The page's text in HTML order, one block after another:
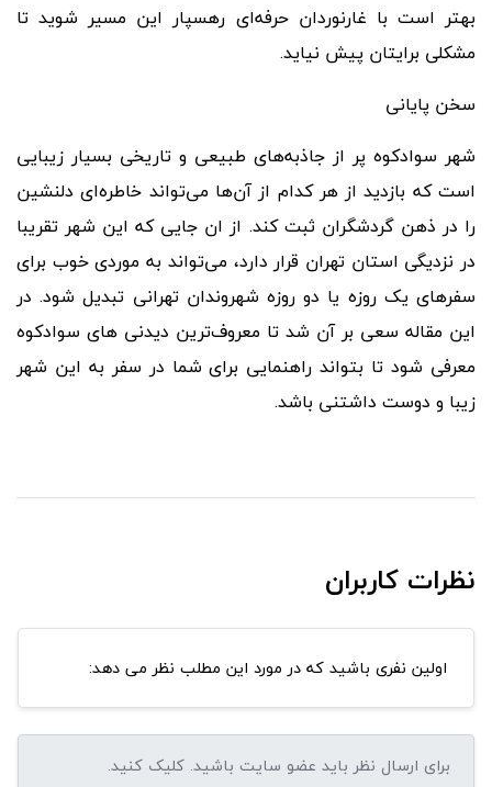
بهتر است با غارنوردان حرفهای رهسپار این مسیر شوید تا
مشکلی برایتان پیش نیاید.
سخن پایانی
شهر سوادکوه پر از جاذبههای طبیعی و تاریخی بسیار زیبایی
است که بازدید از هر کدام از آنها میتواند خاطرهای دلنشین
را در ذهن گردشگران ثبت کند. از ان جایی که این شهر تقریبا
در نزدیگی استان تهران قرار دارد، میتواند به موردی خوب برای
سفرهای یک روزه یا دو روزه شهروندان تهرانی تبدیل شود. در
این مقاله سعی بر آن شد تا معروفترین دیدنی های سوادکوه
معرفی شود تا بتواند راهنمایی برای شما در سفر به این شهر
زیبا و دوست داشتنی باشد.
نظرات کاربران
اولین نفری باشید که در مورد این مطلب نظر می دهد: